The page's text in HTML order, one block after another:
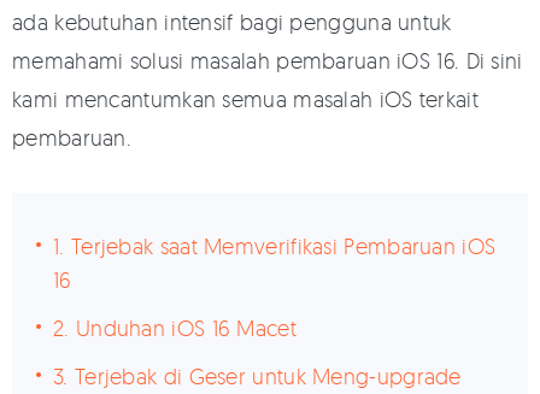
ada kebutuhan intensif bagi pengguna untuk
memahami solusi masalah pembaruan iOS 16. Di sini
kami mencantumkan semua masalah iOS terkait
pembaruan.
1. Terjebak saat Memverifikasi Pembaruan iOS
16
2. Unduhan iOS 16 Macet
3. Terjebak di Geser untuk Meng-upgrade